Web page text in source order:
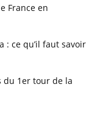
France en
: ce qu’il faut savoir
du 1er tour de la